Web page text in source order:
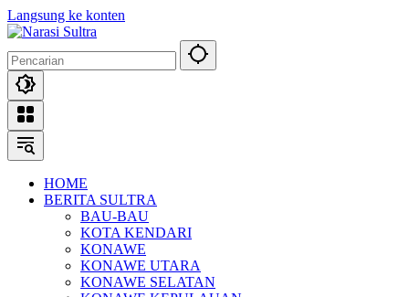
Langsung ke konten
HOME
BERITA SULTRA
BAU-BAU
KOTA KENDARI
KONAWE
KONAWE UTARA
KONAWE SELATAN